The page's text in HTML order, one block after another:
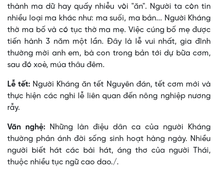
thành ma dữ hay quấy nhiễu vòi "ăn". Người ta còn tin
nhiều loại ma khác như: ma suối, ma bản... Người Kháng
thờ ma bố và có tục thờ ma mẹ. Việc cúng bố mẹ được
tiến hành 3 năm một lần. Ðây là lễ vui nhất, gia đình
thường mời anh em, bà con trong bản tới dự bữa cơm,
sau đó xoè, múa thâu đêm.
Lễ tết: Người Kháng ăn tết Nguyên đán, tết cơm mới và
thực hiện các nghi lễ liên quan đến nông nghiệp nương
rẫy.
Văn nghệ:
Những làn điệu dân ca của người Kháng
thường phản ánh đời sống sinh hoạt hàng ngày. Nhiều
người biết hát các bài hát, áng thơ của người Thái,
thuộc nhiều tục ngữ cao dao./.